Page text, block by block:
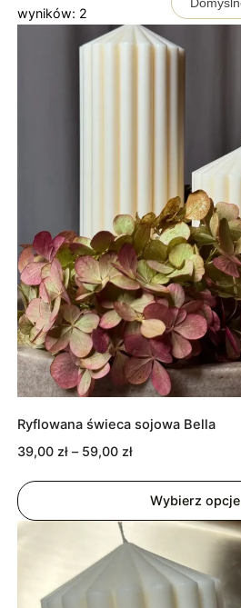
wyników: 2
Ryflowana świeca sojowa Bella
39,00 zł – 59,00 złZakres
59,00 zł
Wybierz opcje